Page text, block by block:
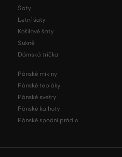
Šaty
Letní šaty
Košilové šaty
Sukně
Dámská trička
Pánské mikiny
Pánské tepláky
Pánské svetry
Pánské kalhoty
Pánské spodní prádlo